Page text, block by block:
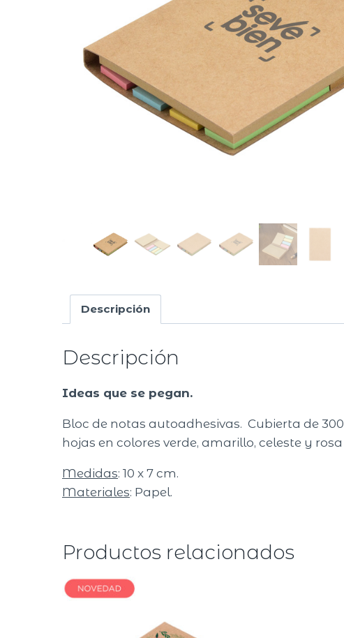
Descripción
Descripción
Ideas que se pegan.
Bloc de notas autoadhesivas. Cubierta de
hojas en colores verde, amarillo, celeste y rosa
Medidas: 10 x 7 cm.
Materiales: Papel.
Productos relacionados